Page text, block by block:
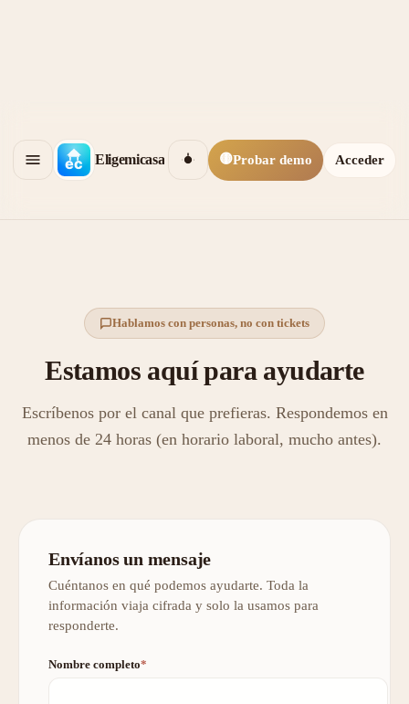
Eligemicasa 🟡Probar demo Acceder
Hablamos con personas, no con tickets
Estamos aquí para ayudarte
Escríbenos por el canal que prefieras. Respondemos en
menos de 24 horas (en horario laboral, mucho antes).
Envíanos un mensaje
Cuéntanos en qué podemos ayudarte. Toda la
información viaja cifrada y solo la usamos para
responderte.
Nombre completo*